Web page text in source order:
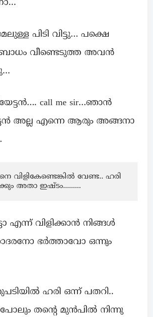
പിടി വിട്ടു… പക്ഷെ
വീണ്ടെടുത്ത അവൻ
call me sir…ഞാൻ
അല്ല എന്നെ ആരും അങ്ങനാ
അതാ ഇഷ്ടം.........
എന്ന് വിളിക്കാൻ നിങ്ങൾ
ഭർത്താവോ ഒന്നും
ഹരി ഒന്ന് പതറി..
തന്റെ മുൻപിൽ നിന്നു